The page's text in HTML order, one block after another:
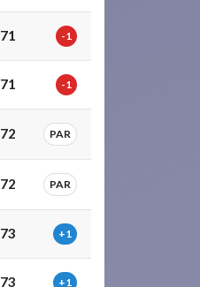
71 -1
71 -1
72 PAR
72 PAR
73 +1
73 +1